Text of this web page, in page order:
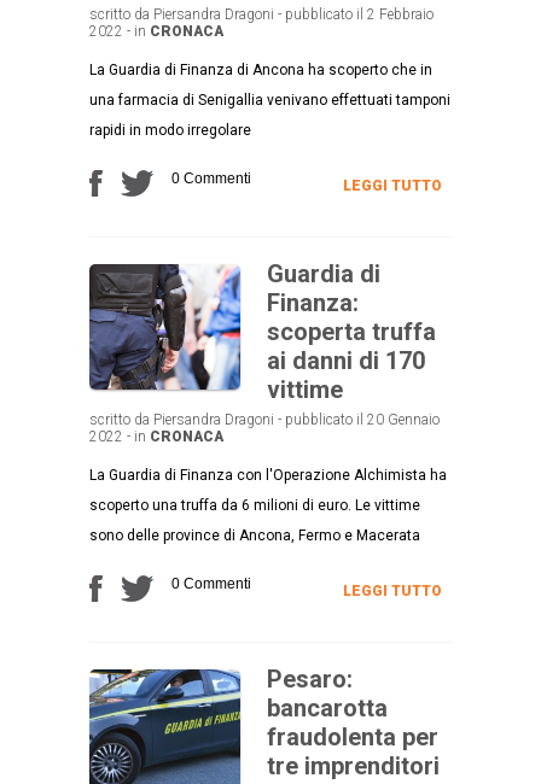
scritto da Piersandra Dragoni - pubblicato il 2 Febbraio
2022 - in CRONACA
La Guardia di Finanza di Ancona ha scoperto che in
una farmacia di Senigallia venivano effettuati tamponi
rapidi in modo irregolare
0 Commenti LEGGI TUTTO
Guardia di
Finanza:
scoperta truffa
ai danni di 170
vittime
scritto da Piersandra Dragoni - pubblicato il 20 Gennaio
2022 - in CRONACA
La Guardia di Finanza con l'Operazione Alchimista ha
scoperto una truffa da 6 milioni di euro. Le vittime
sono delle province di Ancona, Fermo e Macerata
0 Commenti LEGGI TUTTO
Pesaro:
bancarotta
fraudolenta per
tre imprenditori